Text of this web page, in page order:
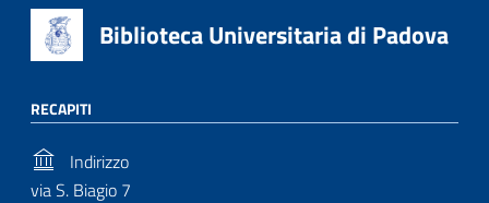
Biblioteca Universitaria di Padova
RECAPITI
Indirizzo
via S. Biagio 7